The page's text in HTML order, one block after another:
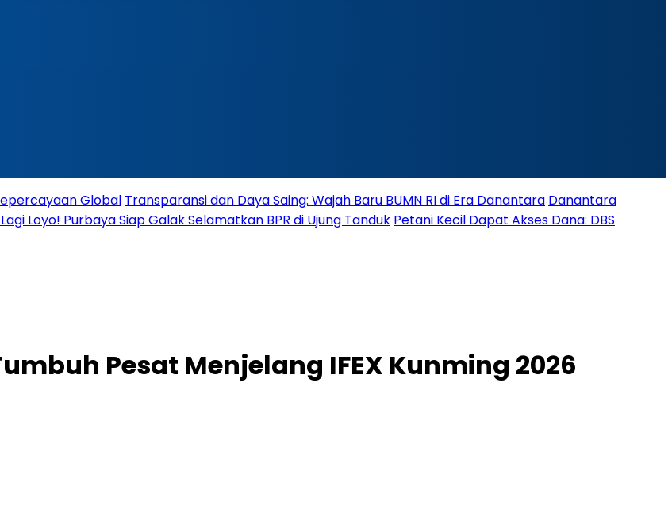
Global Transparansi dan Daya Saing: Wajah Baru BUMN RI di Era Danantara Danantara
Lagi Loyo! Purbaya Siap Galak Selamatkan BPR di Ujung Tanduk Petani Kecil Dapat Akses Dana: DBS
Pesat Menjelang IFEX Kunming 2026